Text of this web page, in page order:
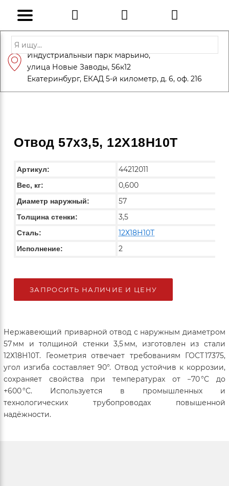
+7 (812) 600-10-15
info@eversteel.ru
Адрес: Санкт-Петербург, Петергоф,
Индустриальный парк Марьино,
улица Новые Заводы, 56к12
Екатеринбург, ЕКАД 5-й километр, д. 6, оф. 216
ЗАКАЗАТЬ ЗВОНОК
Отвод 57х3,5, 12Х18Н10Т
Артикул: 44212011
Вес, кг: 0,600
Диаметр наружный: 57
Толщина стенки: 3,5
Сталь: 12Х18Н10Т
Исполнение: 2
ЗАПРОСИТЬ НАЛИЧИЕ И ЦЕНУ
Нержавеющий приварной отвод с наружным диаметром
57 мм и толщиной стенки 3,5 мм, изготовлен из стали
12Х18Н10Т. Геометрия отвечает требованиям ГОСТ 17375,
угол изгиба составляет 90°. Отвод устойчив к коррозии,
сохраняет свойства при температурах от −70 °C до
+600 °C. Используется в промышленных и
технологических трубопроводах повышенной
надёжности.